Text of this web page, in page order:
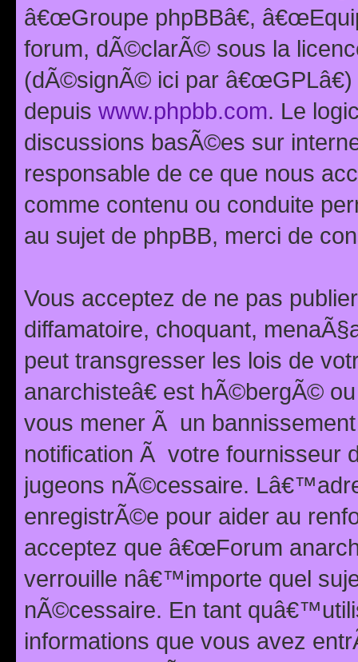
â€œGroupe phpBBâ€,
forum, dÃ©clarÃ© sous la
(dÃ©signÃ© ici par
depuis www.phpbb.com. Le
discussions basÃ©es sur
responsable de ce que nous
comme contenu ou conduite
au sujet de phpBB, merci de
Vous acceptez de ne pas
diffamatoire, choquant,
peut transgresser les lois de
anarchisteâ€ est hÃ©bergÃ©
vous mener Ã un
notification Ã votre fournisseur
jugeons nÃ©cessaire.
enregistrÃ©e pour aider au
acceptez que â€œForum
verrouille nâ€™importe quel
nÃ©cessaire. En tant
informations que vous avez